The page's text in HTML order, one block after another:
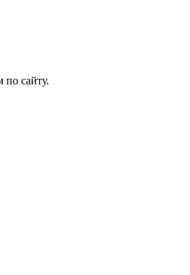
по сайту.